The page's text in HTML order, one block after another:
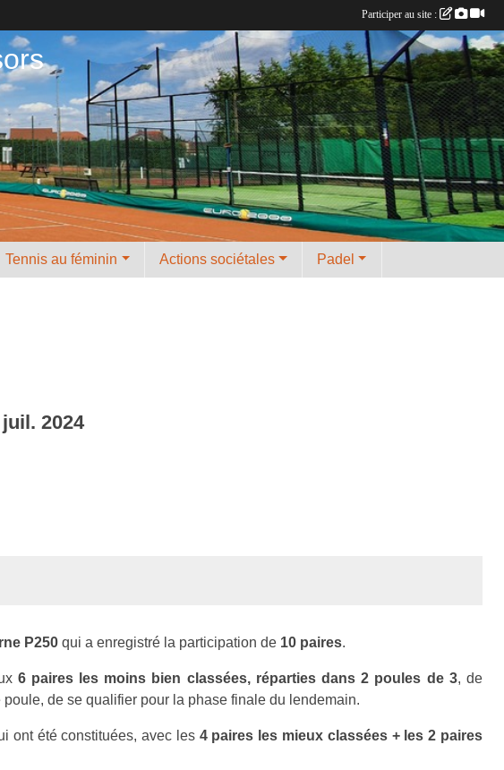
Tennis au féminin Actions sociétales Padel
juil. 2024
P250 qui a enregistré la participation de 10 paires.
6 paires les moins bien classées, réparties dans 2 poules de 3, de
de se qualifier pour la phase finale du lendemain.
ont été constituées, avec les 4 paires les mieux classées + les 2 paires
Participer au site :